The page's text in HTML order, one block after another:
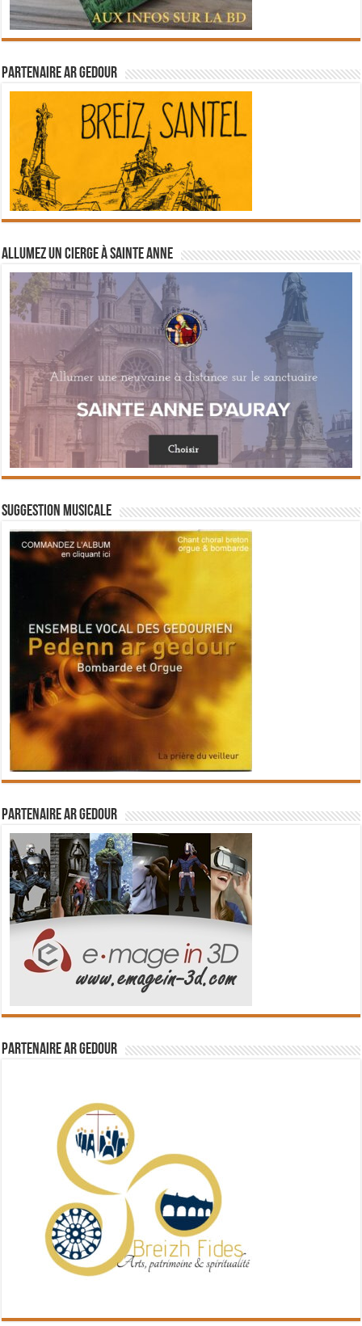
Partenaire Ar Gedour
Allumez un cierge à Sainte Anne
Suggestion musicale
Partenaire Ar Gedour
Partenaire Ar Gedour